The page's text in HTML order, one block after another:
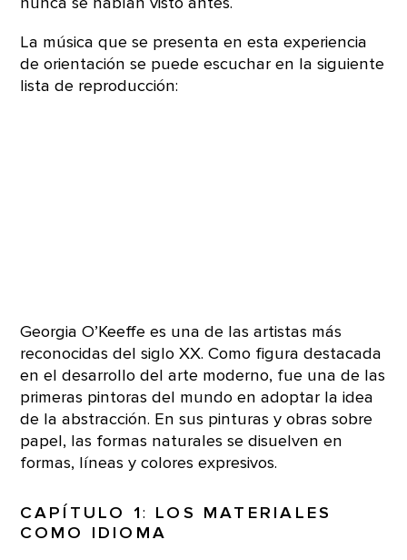
La música que se presenta en esta experiencia
de orientación se puede escuchar en la siguiente
lista de reproducción:
Georgia O’Keeffe es una de las artistas más
reconocidas del siglo XX. Como figura destacada
en el desarrollo del arte moderno, fue una de las
primeras pintoras del mundo en adoptar la idea
de la abstracción. En sus pinturas y obras sobre
papel, las formas naturales se disuelven en
formas, líneas y colores expresivos.
CAPÍTULO 1: LOS MATERIALES
COMO IDIOMA